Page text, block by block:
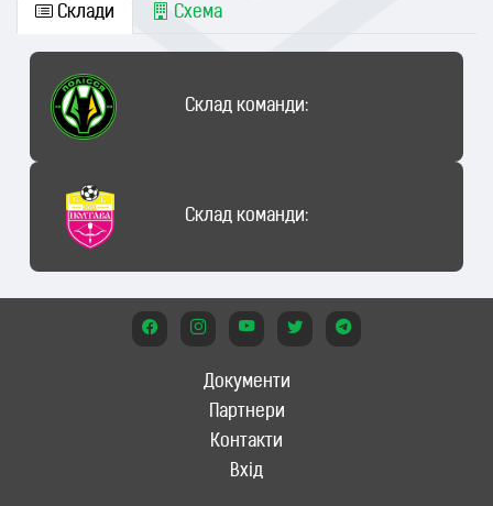
Склади Схема
Склад команди:
Склад команди:
Документи
Партнери
Контакти
Вхід